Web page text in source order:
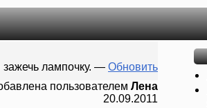
лампочку. — Обновить
пользователем Лена
20.09.2011